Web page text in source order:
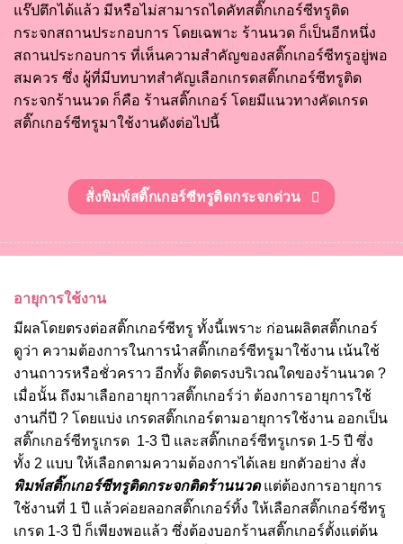
แร๊ปตึกได้แล้ว มีหรือไม่สามารถไดคัทสติ๊กเกอร์ซีทรูติด
กระจกสถานประกอบการ โดยเฉพาะ ร้านนวด ก็เป็นอีกหนึ่ง
สถานประกอบการ ที่เห็นความสำคัญของสติ๊กเกอร์ซีทรูอยู่พอ
สมควร ซึ่ง ผู้ที่มีบทบาทสำคัญเลือกเกรดสติ๊กเกอร์ซีทรูติด
กระจกร้านนวด ก็คือ ร้านสติ๊กเกอร์ โดยมีแนวทางคัดเกรด
สติ๊กเกอร์ซีทรูมาใช้งานดังต่อไปนี้
สั่งพิมพ์สติ๊กเกอร์ซีทรูติดกระจกด่วน
อายุการใช้งาน
มีผลโดยตรงต่อสติ๊กเกอร์ซีทรู ทั้งนี้เพราะ ก่อนผลิตสติ๊กเกอร์
ดูว่า ความต้องการในการนำสติ๊กเกอร์ซีทรูมาใช้งาน เน้นใช้
งานถาวรหรือชั่วคราว อีกทั้ง ติดตรงบริเวณใดของร้านนวด ?
เมื่อนั้น ถึงมาเลือกอายุกาวสติ๊กเกอร์ว่า ต้องการอายุการใช้
งานกี่ปี ? โดยแบ่ง เกรดสติ๊กเกอร์ตามอายุการใช้งาน ออกเป็น
สติ๊กเกอร์ซีทรูเกรด 1-3 ปี และสติ๊กเกอร์ซีทรูเกรด 1-5 ปี ซึ่ง
ทั้ง 2 แบบ ให้เลือกตามความต้องการได้เลย ยกตัวอย่าง สั่ง
พิมพ์สติ๊กเกอร์ซีทรูติดกระจกติดร้านนวดแต่ต้องการอายุการ
ใช้งานที่ 1 ปี แล้วค่อยลอกสติ๊กเกอร์ทิ้ง ให้เลือกสติ๊กเกอร์ซีทรู
เกรด 1-3 ปี ก็เพียงพอแล้ว ซึ่งต้องบอกร้านสติ๊กเกอร์ตั้งแต่ต้น